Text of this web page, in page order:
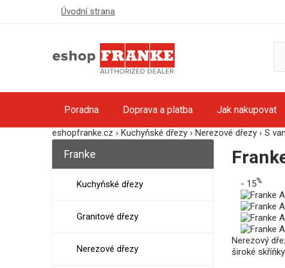
Úvodní strana
Poradna Doprava a platba Jak nakupovat
eshopfranke.cz › Kuchyňské dřezy › Nerezové dřezy › S
- 15%
Nerezový
široké skříňky.
Franke
Kuchyňské dřezy
Granitové dřezy
Nerezové dřezy